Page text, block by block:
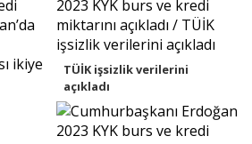
TÜİK işsizlik verilerini
açıkladı